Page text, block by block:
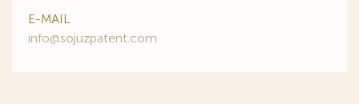
E-MAIL
info@sojuzpatent.com